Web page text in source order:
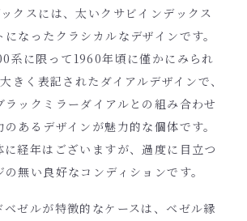
クスには、太いクサビインデックス
なったクラシカルなデザインです。
系に限って1960年頃に僅かにみられ
きく表記されたダイアルデザインで、
ックミラーダイアルとの組み合わせ
あるデザインが魅力的な個体です。
に経年はございますが、過度に目立つ
無い良好なコンディションです。
ゼルが特徴的なケースは、ベゼル縁